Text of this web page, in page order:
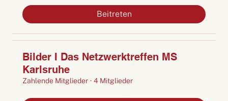
Beitreten
Bilder I Das Netzwerktreffen MS
Karlsruhe
Zahlende Mitglieder · 4 Mitglieder